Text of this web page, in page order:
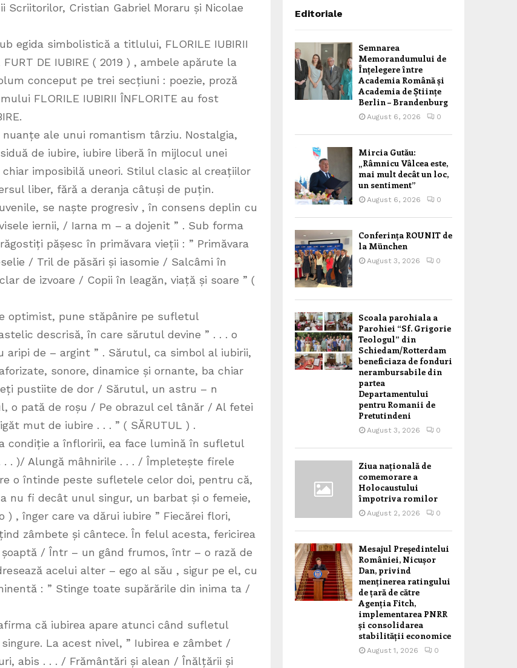
Scriitorilor, Cristian Gabriel Moraru și Nicolae
egida simbolistică a titlului, FLORILE IUBIRII
DE IUBIRE ( 2019 ) , ambele apărute la
conceput pe trei secțiuni : poezie, proză
FLORILE IUBIRII ÎNFLORITE au fost
ale unui romantism târziu. Nostalgia,
de iubire, iubire liberă în mijlocul unei
imposibilă uneori. Stilul clasic al creațiilor
liber, fără a deranja câtuși de puțin.
se naște progresiv , în consens deplin cu
iernii, / Iarna m – a dojenit ” . Sub forma
pășesc în primăvara vieții : ” Primăvara
/ Tril de păsări și iasomie / Salcâmi în
de izvoare / Copii în leagăn, viață și soare ” (
optimist, pune stăpânire pe sufletul
descrisă, în care sărutul devine ” . . . o
de – argint ” . Sărutul, ca simbol al iubirii,
sonore, dinamice și ornante, ba chiar
pustiite de dor / Sărutul, un astru – n
o pată de roșu / Pe obrazul cel tânăr / Al fetei
mut de iubire . . . ” ( SĂRUTUL ) .
condiție a înfloririi, ea face lumină în sufletul
. )/ Alungă mâhnirile . . . / Împletește firele
o întinde peste sufletele celor doi, pentru că,
nu fi decât unul singur, un barbat și o femeie,
, înger care va dărui iubire ” Fiecărei flori,
zâmbete și cântece. În felul acesta, fericirea
/ Într – un gând frumos, într – o rază de
acelui alter – ego al său , sigur pe el, cu
: ” Stinge toate supărările din inima ta /
că iubirea apare atunci când sufletul
La acest nivel, ” Iubirea e zâmbet /
abis . . . / Frământări și alean / Înălțării și
Editoriale
Semnarea
Memorandumului de
Înțelegere între
Academia Română și
Academia de Științe
Berlin – Brandenburg
August 6, 2026 0
Mircia Gutău:
„Râmnicu Vâlcea este,
mai mult decât un loc,
un sentiment”
August 6, 2026 0
Conferința ROUNIT de
la München
August 3, 2026 0
Scoala parohiala a
Parohiei “Sf. Grigorie
Teologul” din
Schiedam/Rotterdam
beneficiaza de fonduri
nerambursabile din
partea
Departamentului
pentru Romanii de
Pretutindeni
August 3, 2026 0
Ziua națională de
comemorare a
Holocaustului
împotriva romilor
August 2, 2026 0
Mesajul Președintelui
României, Nicușor
Dan, privind
menținerea ratingului
de țară de către
Agenția Fitch,
implementarea PNRR
și consolidarea
stabilității economice
August 1, 2026 0